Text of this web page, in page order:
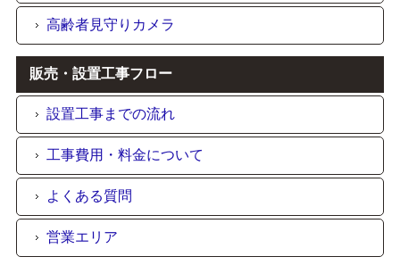
高齢者見守りカメラ
販売・設置工事フロー
設置工事までの流れ
工事費用・料金について
よくある質問
営業エリア